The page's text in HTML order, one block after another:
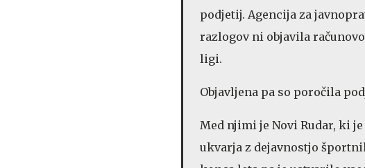
podjetij. Agencija za
razlogov ni objavila
ligi.
Objavljena pa so poročila
Med njimi je Novi Rudar, ki
ukvarja z dejavnostjo